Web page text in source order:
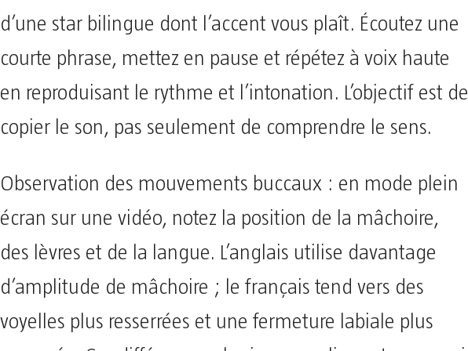
d’une star bilingue dont l’accent vous plaît. Écoutez une
courte phrase, mettez en pause et répétez à voix haute
en reproduisant le rythme et l’intonation. L’objectif est de
copier le son, pas seulement de comprendre le sens.
Observation des mouvements buccaux : en mode plein
écran sur une vidéo, notez la position de la mâchoire,
des lèvres et de la langue. L’anglais utilise davantage
d’amplitude de mâchoire ; le français tend vers des
voyelles plus resserrées et une fermeture labiale plus